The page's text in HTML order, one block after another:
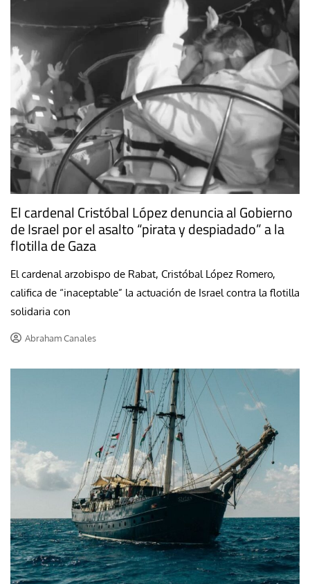
El cardenal Cristóbal López denuncia al Gobierno
de Israel por el asalto “pirata y despiadado” a la
flotilla de Gaza
El cardenal arzobispo de Rabat, Cristóbal López Romero,
califica de “inaceptable” la actuación de Israel contra la flotilla
solidaria con
Abraham Canales